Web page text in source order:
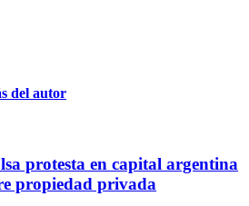
del autor
protesta en capital argentina
propiedad privada